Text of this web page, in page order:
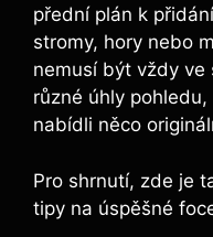
přední plán k
stromy, hory nebo
nemusí být vždy ve
různé úhly
nabídli‍ něco
Pro shrnutí, zde je
tipy na úspěšné